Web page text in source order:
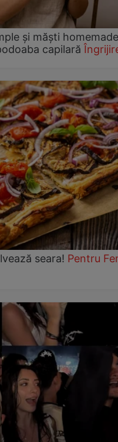
și măști homemade
capilară
seara! Pentru